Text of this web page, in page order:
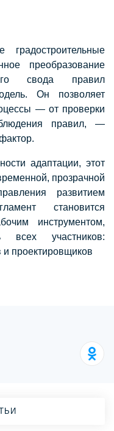
преобразование
свода правил
Он позволяет
— от проверки
правил, —
адаптации, этот
прозрачной
развитием
становится
инструментом,
всех участников:
и проектировщиков